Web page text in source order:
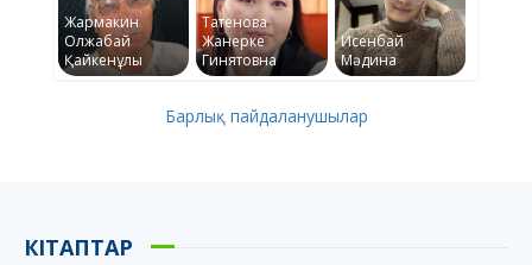
Жармакин
Олжабай
Қайкенұлы
Татенова
Жанерке
Гинятовна
Исенбай
Мәдина
Барлық пайдаланушылар
КІТАПТАР